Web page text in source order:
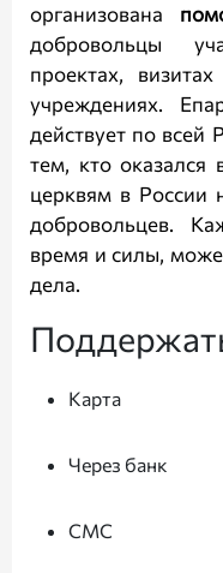
организована
добровольцы
проектах,
учреждениях.
действует по всей
тем, кто оказался
церквям в России
добровольцев.
время и силы,
дела.
Карта
Через банк
СМС